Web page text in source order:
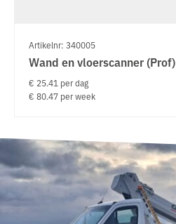
Artikelnr: 340005
Wand en vloerscanner (Prof)
€ 25.41 per dag
€ 80.47 per week